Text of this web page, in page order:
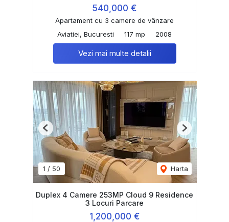
540,000 €
Apartament cu 3 camere de vânzare
Aviatiei, Bucuresti
117 mp 2008
Vezi mai multe detalii
1 / 50 Harta
Previous Next
Duplex 4 Camere 253MP Cloud 9 Residence
3 Locuri Parcare
1,200,000 €